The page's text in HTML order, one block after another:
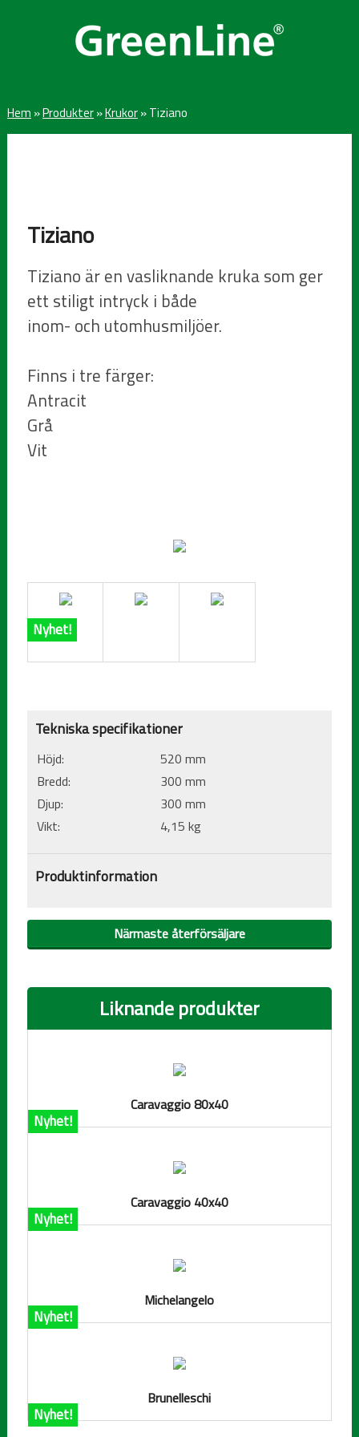
Hem »Produkter»Krukor»Tiziano
Tiziano
Tiziano är en vasliknande kruka som ger
ett stiligt intryck i både
inom- och utomhusmiljöer.
Finns i tre färger:
Antracit
Grå
Vit
Nyhet!
Tekniska specifikationer
Höjd:
520 mm
Bredd:
300 mm
Djup:
300 mm
Vikt:
4,15 kg
Produktinformation
Närmaste återförsäljare
Liknande produkter
Caravaggio 80x40
Nyhet!
Caravaggio 40x40
Nyhet!
Michelangelo
Nyhet!
Brunelleschi
Nyhet!